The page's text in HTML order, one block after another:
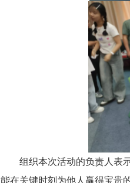
组织本次活动的负责人表
能在关键时刻为他人赢得宝贵